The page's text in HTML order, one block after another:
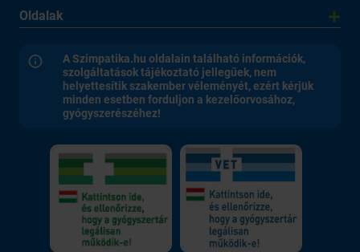
Oldalak
A Szimpatika.hu oldalain található információk,
szolgáltatások tájékoztató jellegűek, nem
helyettesítik szakember véleményét, ezért kérjük
minden esetben forduljon a kezelőorvosához,
gyógyszerészéhez!